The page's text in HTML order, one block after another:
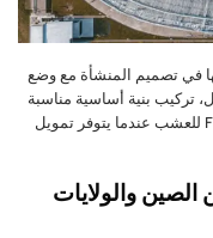
في تصميم المنشأة مع وضع
تركيب بنية أساسية مناسبة
في البداية، ثم الترقية إلى أنظمة FIFA Quality Pro للعشب عندما يتوفر تمويل
الصين والولايات